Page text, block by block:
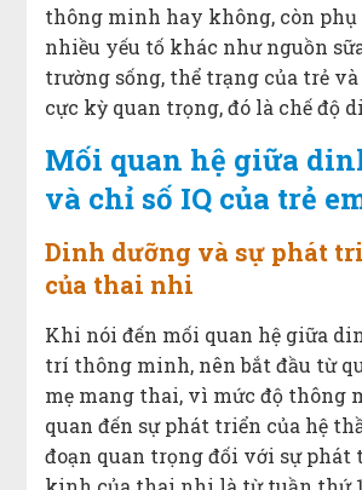
thông minh hay không, còn phụ
nhiều yếu tố khác như nguồn
trường sống, thể trạng của trẻ
cực kỳ quan trọng, đó là chế độ
Mối quan hệ giữa
và chỉ số IQ của trẻ
Dinh dưỡng và sự phát
của thai nhi
Khi nói đến mối quan hệ giữa
trí thông minh, nên bắt đầu từ
mẹ mang thai, vì mức độ thông
quan đến sự phát triển của hệ
đoạn quan trọng đối với sự phát